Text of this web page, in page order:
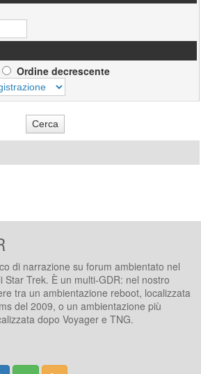
Ordine decrescente
di narrazione su forum ambientato nel
Star Trek. È un multi-GDR: nel nostro
tra un ambientazione reboot, localizzata
del 2009, o un ambientazione più
dopo Voyager e TNG.